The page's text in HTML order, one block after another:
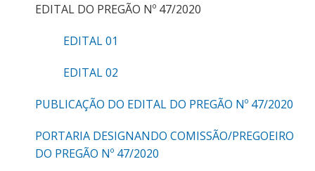
EDITAL DO PREGÃO Nº 47/2020
EDITAL 01
EDITAL 02
PUBLICAÇÃO DO EDITAL DO PREGÃO Nº 47/2020
PORTARIA DESIGNANDO COMISSÃO/PREGOEIRO
DO PREGÃO Nº 47/2020